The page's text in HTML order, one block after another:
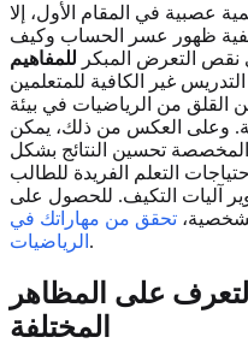
عصبية في المقام الأول، إلا
ظهور عسر الحساب وكيف
نقص التعرض المبكر للمفاهيم
غير الكافية للمتعلمين
القلق من الرياضيات في بيئة
وعلى العكس من ذلك، يمكن
المخصصة تحسين النتائج بشكل
التعلم الفريدة للطالب
آليات التكيف. للحصول على
تحقق من مهاراتك في
الرياضيات .
على المظاهر
المختلفة